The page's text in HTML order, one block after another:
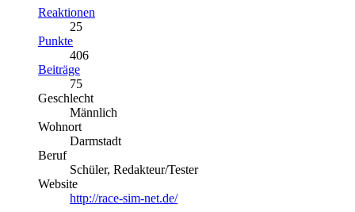
Reaktionen
25
Punkte
406
Beiträge
75
Geschlecht
Männlich
Wohnort
Darmstadt
Beruf
Schüler, Redakteur/Tester
Website
http://race-sim-net.de/